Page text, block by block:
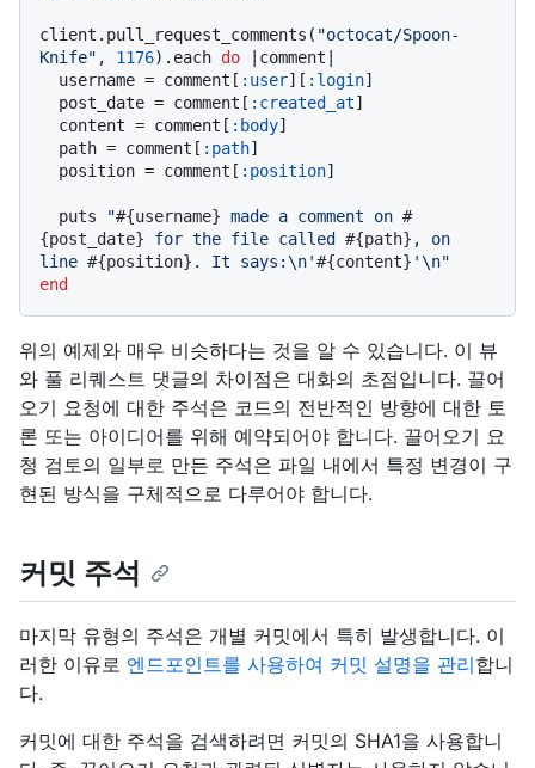
client.pull_request_comments( "octocat/Spoon-
Knife" , 1176).each do comment
  username = comment[
:user][ :login]
  post_date = comment[
:created_at]
  content = comment[
:body]
  path = comment[
:path]
  position = comment[
:position]
  puts
"#{username} made a comment on #
{post_date} for the file called #{path} , on
line #{position} . It says:\n'#{content} '\n"
end
위의 예제와 매우 비슷하다는 것을 알 수 있습니다. 이 뷰
와 풀 리퀘스트 댓글의 차이점은 대화의 초점입니다. 끌어
오기 요청에 대한 주석은 코드의 전반적인 방향에 대한 토
론 또는 아이디어를 위해 예약되어야 합니다. 끌어오기 요
청 검토의 일부로 만든 주석은 파일 내에서 특정 변경이 구
현된 방식을 구체적으로 다루어야 합니다.
커밋 주석
마지막 유형의 주석은 개별 커밋에서 특히 발생합니다. 이
러한 이유로 엔드포인트를 사용하여 커밋 설명을 관리합니
다.
커밋에 대한 주석을 검색하려면 커밋의 SHA1을 사용합니